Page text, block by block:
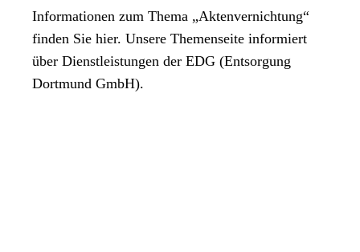
Informationen zum Thema „Aktenvernichtung“
finden Sie hier. Unsere Themenseite informiert
über Dienstleistungen der EDG (Entsorgung
Dortmund GmbH).